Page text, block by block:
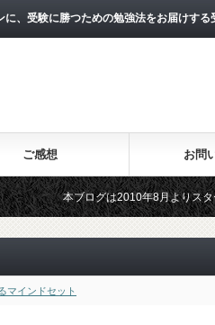
、受験に勝つための勉強法をお届けする
ご感想 お問
グは2010年8月よりスタートし、10年目
3月よりスタートした無料メールマガジ
マインドセット